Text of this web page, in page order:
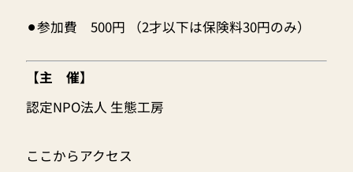
⚫︎参加費 500円 （2才以下は保険料30円のみ）
【主 催】
認定NPO法人 生態工房
ここからアクセス